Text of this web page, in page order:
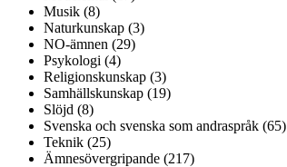
Musik (8)
Naturkunskap (3)
NO-ämnen (29)
Psykologi (4)
Religionskunskap (3)
Samhällskunskap (19)
Slöjd (8)
Svenska och svenska som andraspråk (65)
Teknik (25)
Ämnesövergripande (217)